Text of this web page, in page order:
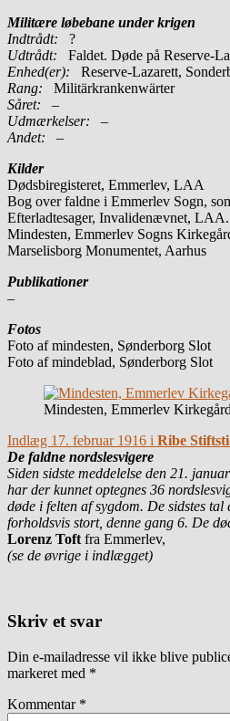
Militære løbebane under krigen
Indtrådt: ?
Udtrådt: Faldet. Døde på Reserve-
Enhed(er):
Reserve-Lazarett,
Rang:
Militärkrankenwärter
Såret: –
Udmærkelser: –
Andet: –
Kilder
Dødsbiregisteret, Emmerlev, LAA
Bog over faldne i Emmerlev Sogn,
Efterladtesager, Invalidenævnet,
Mindesten, Emmerlev Sogns
Marselisborg Monumentet, Aarhus
Publikationer
–
Fotos
Foto af mindesten, Sønderborg Slot
Foto af mindeblad, Sønderborg Slot
Mindesten, Emmerlev Kirkegård
Indlæg 17. februar 1916 i Ribe
De faldne nordslesvigere
Siden sidste meddelelse den 21.
har der kunnet optegnes 36
døde i felten af sygdom. De sidstes
forholdsvis stort, denne gang 6. De
Lorenz Toft fra Emmerlev,
(se de øvrige i indlægget)
Skriv et svar
Din e-mailadresse vil ikke blive
markeret med *
Kommentar *